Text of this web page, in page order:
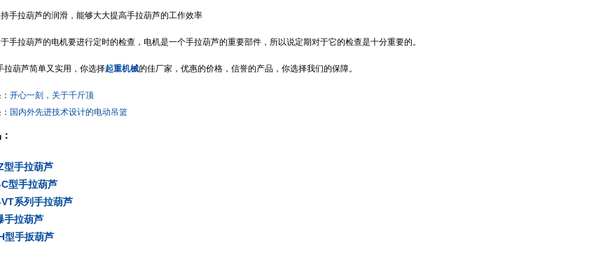
手拉葫芦的润滑，能够大大提高手拉葫芦的工作效率
手拉葫芦的电机要进行定时的检查，电机是一个手拉葫芦的重要部件，所以说定期对于它的检查是十分重要的。
拉葫芦简单又实用，你选择起重机械的佳厂家，优惠的价格，信誉的产品，你选择我们的保障。
开心一刻，关于千斤顶
国内外先进技术设计的电动吊篮
型手拉葫芦
C型手拉葫芦
VT系列手拉葫芦
手拉葫芦
型手扳葫芦